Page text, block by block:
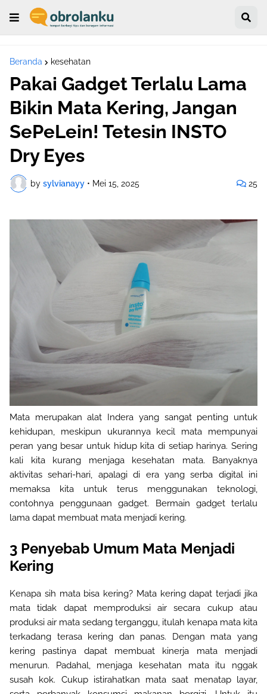
Beranda kesehatan
Pakai Gadget Terlalu Lama
Bikin Mata Kering, Jangan
SePeLein! Tetesin INSTO
Dry Eyes
by sylvianayy • Mei 15, 2025 25
Mata merupakan alat Indera yang sangat penting untuk
kehidupan, meskipun ukurannya kecil mata mempunyai
peran yang besar untuk hidup kita di setiap harinya. Sering
kali kita kurang menjaga kesehatan mata.
Banyaknya
aktivitas sehari-hari, apalagi di era yang serba digital ini
memaksa kita untuk terus menggunakan teknologi,
contohnya penggunaan gadget. Bermain gadget terlalu
lama dapat membuat mata menjadi kering.
3 Penyebab Umum Mata Menjadi
Kering
Kenapa sih mata bisa kering? Mata kering dapat terjadi jika
mata tidak dapat memproduksi air secara cukup atau
produksi air mata sedang terganggu, itulah kenapa mata kita
terkadang terasa kering dan panas. Dengan mata yang
kering pastinya dapat membuat kinerja mata menjadi
menurun. Padahal, menjaga kesehatan mata itu nggak
susah kok. Cukup istirahatkan mata saat menatap layar,